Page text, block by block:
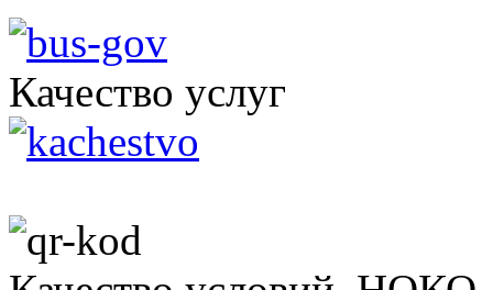
Качество услуг